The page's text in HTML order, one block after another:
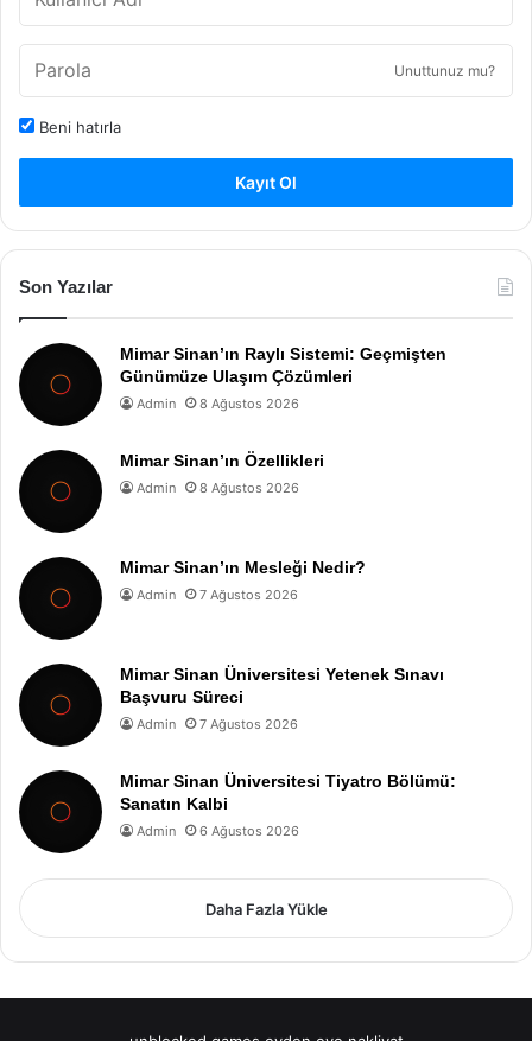
Unuttunuz mu?
Beni hatırla
Kayıt Ol
Son Yazılar
Mimar Sinan’ın Raylı Sistemi: Geçmişten
Günümüze Ulaşım Çözümleri
Admin 8 Ağustos 2026
Mimar Sinan’ın Özellikleri
Admin 8 Ağustos 2026
Mimar Sinan’ın Mesleği Nedir?
Admin 7 Ağustos 2026
Mimar Sinan Üniversitesi Yetenek Sınavı
Başvuru Süreci
Admin 7 Ağustos 2026
Mimar Sinan Üniversitesi Tiyatro Bölümü:
Sanatın Kalbi
Admin 6 Ağustos 2026
Daha Fazla Yükle